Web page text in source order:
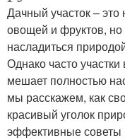
Дачный участок –
овощей и фруктов, но
насладиться
Однако часто
мешает полностью
мы расскажем, как
красивый уголок
эффективные